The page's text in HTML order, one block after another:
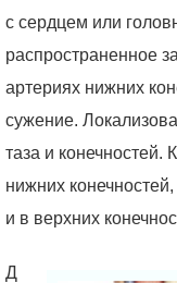
с сердцем или
распространенное
артериях нижних
сужение.
таза и конечностей.
нижних
и в верхних
Д